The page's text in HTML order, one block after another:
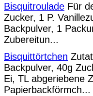
Bisquitroulade Für
Zucker, 1 P.
Backpulver, 1
Zubereitun...
Bisquittörtchen
Backpulver, 40g
Ei, TL abgeriebene
Papierbackförmch...